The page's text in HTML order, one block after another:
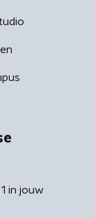
in jouw